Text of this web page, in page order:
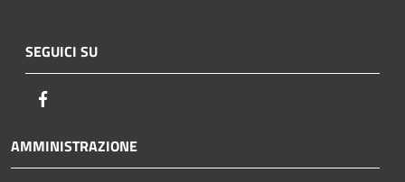
SEGUICI SU
AMMINISTRAZIONE